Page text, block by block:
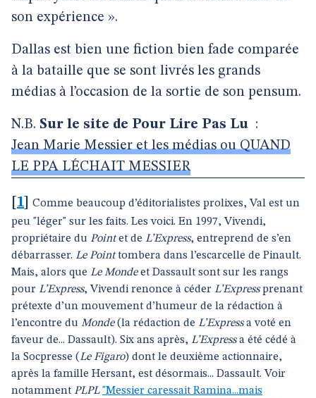
son expérience ».
Dallas est bien une fiction bien fade comparée
à la bataille que se sont livrés les grands
médias à l’occasion de la sortie de son pensum.
N.B. Sur le site de Pour Lire Pas Lu :
Jean Marie Messier et les médias ou QUAND
LE PPA LÉCHAIT MESSIER
1
Comme beaucoup d’éditorialistes prolixes, Val est un
peu "léger" sur les faits. Les voici. En 1997, Vivendi,
propriétaire du Pointet de L’Express, entreprend de s’en
débarrasser. Le Pointtombera dans l’escarcelle de Pinault.
Mais, alors que Le Mondeet Dassault sont sur les rangs
pour L’Express, Vivendi renonce à céder L’Expressprenant
prétexte d’un mouvement d’humeur de la rédaction à
l’encontre du Monde(la rédaction de L’Expressa voté en
faveur de... Dassault). Six ans après, L’Expressa été cédé à
la Socpresse (Le Figaro) dont le deuxième actionnaire,
après la famille Hersant, est désormais... Dassault. Voir
notamment PLPL "Messier caressait Ramina...mais